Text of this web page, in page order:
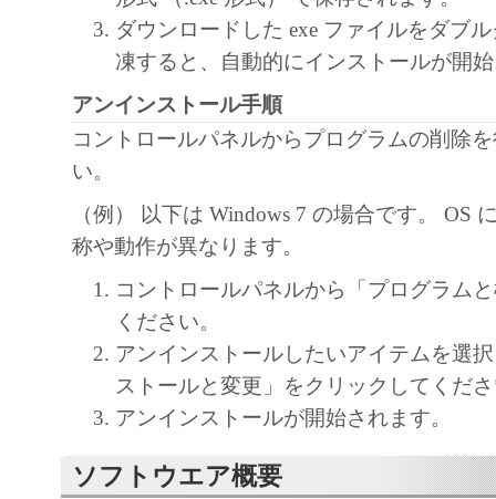
ダウンロードした exe ファイルをダブ
凍すると、自動的にインストールが開
アンインストール手順
コントロールパネルからプログラムの削除
い。
（例） 以下は Windows 7 の場合です。 OS
称や動作が異なります。
コントロールパネルから「プログラム
ください。
アンインストールしたいアイテムを選
ストールと変更」をクリックしてくだ
アンインストールが開始されます。
ソフトウエア概要